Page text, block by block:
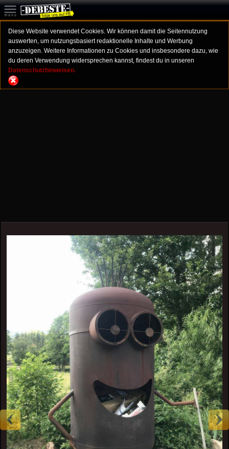
Diese Website verwendet Cookies. Wir können damit die Seitennutzung
auswerten, um nutzungsbasiert redaktionelle Inhalte und Werbung
anzuzeigen. Weitere Informationen zu Cookies und insbesondere dazu, wie
du deren Verwendung widersprechen kannst, findest du in unseren
Datenschutzhinweisen.